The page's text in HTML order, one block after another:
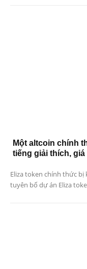
Một altcoin chính
tiếng giải thích, giá
Eliza token chính thức bị
tuyên bố dự án Eliza